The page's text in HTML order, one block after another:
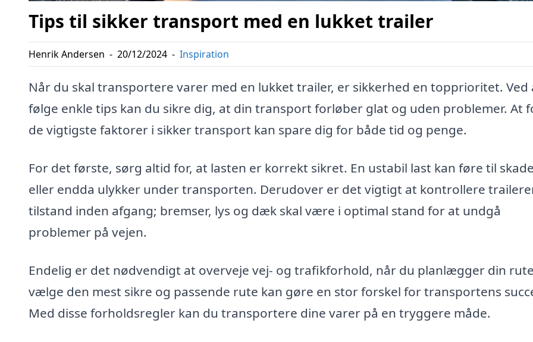
Tips til sikker transport med en lukket trailer
Henrik Andersen - 20/12/2024 - Inspiration
Når du skal transportere varer med en lukket trailer, er sikkerhed en topprioritet. Ved
følge enkle tips kan du sikre dig, at din transport forløber glat og uden problemer. At
de vigtigste faktorer i sikker transport kan spare dig for både tid og penge.
For det første, sørg altid for, at lasten er korrekt sikret. En ustabil last kan føre til
eller endda ulykker under transporten. Derudover er det vigtigt at kontrollere
tilstand inden afgang; bremser, lys og dæk skal være i optimal stand for at undgå
problemer på vejen.
Endelig er det nødvendigt at overveje vej- og trafikforhold, når du planlægger din
vælge den mest sikre og passende rute kan gøre en stor forskel for transportens
Med disse forholdsregler kan du transportere dine varer på en tryggere måde.